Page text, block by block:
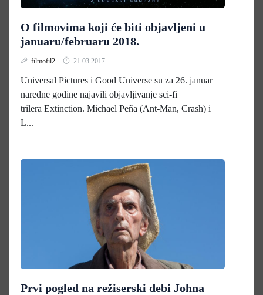
O filmovima koji će biti objavljeni u
januaru/februaru 2018.
filmofil2 21.03.2017.
Universal Pictures i Good Universe su za 26. januar
naredne godine najavili objavljivanje sci-fi
trilera Extinction. Michael Peña (Ant-Man, Crash) i
L...
Prvi pogled na režiserski debi Johna